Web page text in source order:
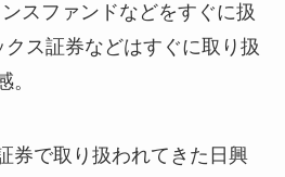
スファンドなどをすぐに扱
ス証券などはすぐに取り扱
。
券で取り扱われてきた日興